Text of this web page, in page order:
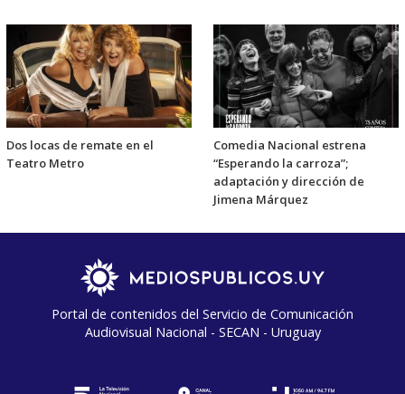
Dos locas de remate en el
Teatro Metro
Comedia Nacional estrena
“Esperando la carroza”;
adaptación y dirección de
Jimena Márquez
Portal de contenidos del Servicio de Comunicación
Audiovisual Nacional - SECAN - Uruguay